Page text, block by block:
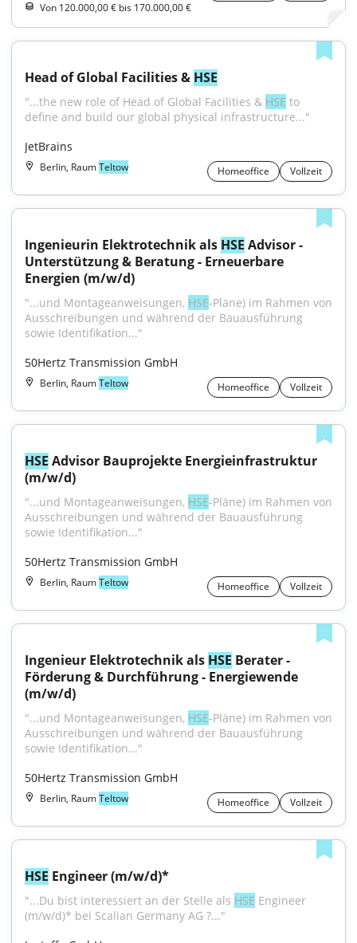
Von 120.000,00 € bis 170.000,00 €
Head of Global Facilities & HSE
"...the new role of Head of Global Facilities & HSE to
define and build our global physical infrastructure..."
JetBrains
Berlin, RaumTeltow Homeoffice Vollzeit
Ingenieurin Elektrotechnik als HSE Advisor -
Unterstützung & Beratung - Erneuerbare
Energien (m/w/d)
"...und Montageanweisungen, HSE-Pläne) im Rahmen von
Ausschreibungen und während der Bauausführung
sowie Identifikation..."
50Hertz Transmission GmbH
Berlin, RaumTeltow Homeoffice Vollzeit
HSE Advisor Bauprojekte Energieinfrastruktur
(m/w/d)
"...und Montageanweisungen, HSE-Pläne) im Rahmen von
Ausschreibungen und während der Bauausführung
sowie Identifikation..."
50Hertz Transmission GmbH
Berlin, RaumTeltow Homeoffice Vollzeit
Ingenieur Elektrotechnik als HSE Berater -
Förderung & Durchführung - Energiewende
(m/w/d)
"...und Montageanweisungen, HSE-Pläne) im Rahmen von
Ausschreibungen und während der Bauausführung
sowie Identifikation..."
50Hertz Transmission GmbH
Berlin, RaumTeltow Homeoffice Vollzeit
HSE Engineer (m/w/d)*
"...Du bist interessiert an der Stelle als HSE Engineer
(m/w/d)* bei Scalian Germany AG ?..."